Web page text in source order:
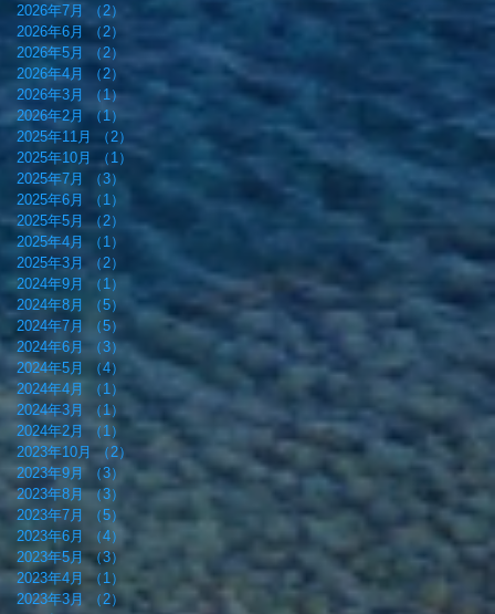
2026年7月 （2）
2026年6月
（2）
2026年5月
（2）
2件の記事
2026年4月
（2）
2026年3月
（1）1件の記事
2026年2月 （1）
2025年11月
（2）
2025年10月
（1）
1件の記事
2025年7月
（3）
2025年6月
（1）
2025年5月
（2）
2025年4月
（1）
2025年3月
（2）
2024年9月
（1）
2024年8月
（5）
5件の記事
2024年7月
（5）
5件の記事
2024年6月
（3）
2024年5月
（4）
4件の記事
2024年4月
（1）
2024年3月
（1）
2024年2月 （1）
1件の記事
2023年10月 （2）
2023年9月
（3）
3件の記事
2023年8月 （3）
3件の記事
2023年7月
（5）
2023年6月
（4）
2023年5月
（3）
2023年4月 （1）
1件の記事
2023年3月
（2）
2件の記事